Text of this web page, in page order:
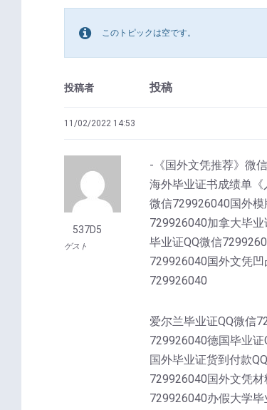
このトピックは空です。
投稿者 投稿
11/02/2022 14:53
537D5
ゲスト
-《国外文凭推荐》微
海外毕业证书成绩单
微信729926040国外
729926040加拿大毕
毕业证QQ微信
729926040国外文凭
729926040
爱尔兰毕业证QQ微信
729926040德国毕业
国外毕业证货到付款
729926040国外文凭
729926040办假大学